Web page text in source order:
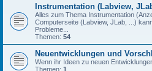
Instrumentation (Labview,
Alles zum Thema Instrumentation
Computerseite (Labview, JLab, ...)
Probleme...
Themen: 54
Neuentwicklungen und
Wenn ihr Ideen zu neuen
Themen: 1